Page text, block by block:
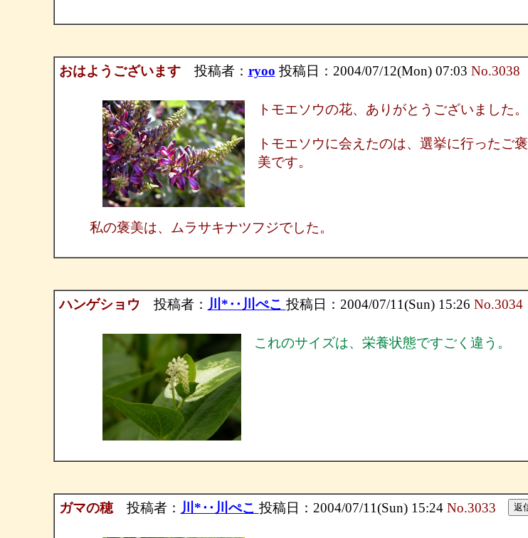
おはようございます投稿者： ryoo 投稿日：2004/07/12(Mon) 07:03 No.3038
トモエソウの花、ありがとうございました。
トモエソウに会えたのは、選挙に行ったご褒
美です。
私の褒美は、ムラサキナツフジでした。
ハンゲショウ 投稿者： 川*‥川ぺこ 投稿日：2004/07/11(Sun) 15:26 No.3034
これのサイズは、栄養状態ですごく違う。
ガマの穂投稿者： 川*‥川ぺこ 投稿日：2004/07/11(Sun) 15:24 No.3033